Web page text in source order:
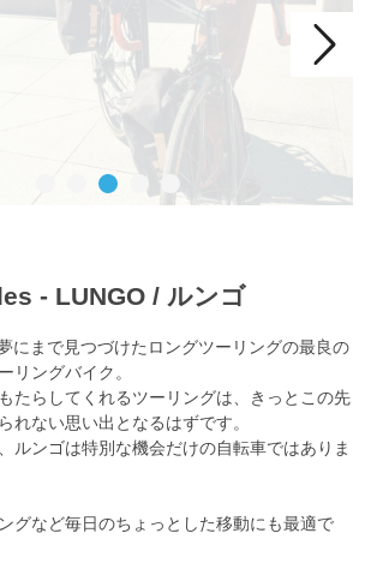
- LUNGO / ルンゴ
にまで見つづけたロングツーリングの最良の
リングバイク。
たらしてくれるツーリングは、きっとこの先
れない思い出となるはずです。
ルンゴは特別な機会だけの自転車ではありま
グなど毎日のちょっとした移動にも最適で